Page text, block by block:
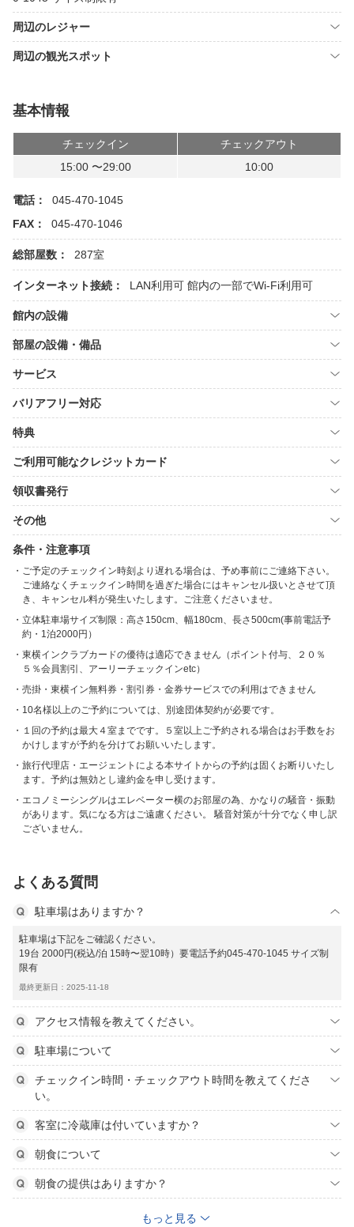
周辺のレジャー
周辺の観光スポット
基本情報
チェックイン
チェックアウト
15:00 〜29:00
10:00
電話：
045-470-1045
FAX：
045-470-1046
総部屋数： 287室
インターネット接続： LAN利用可 館内の一部でWi-Fi利用可
館内の設備
部屋の設備・備品
サービス
バリアフリー対応
特典
ご利用可能なクレジットカード
領収書発行
その他
条件・注意事項
ご予定のチェックイン時刻より遅れる場合は、予め事前にご連絡下さい。
ご連絡なくチェックイン時間を過ぎた場合にはキャンセル扱いとさせて頂
き、キャンセル料が発生いたします。ご注意くださいませ。
立体駐車場サイズ制限：高さ150cm、幅180cm、長さ500cm(事前電話予
約・1泊2000円）
東横インクラブカードの優待は適応できません（ポイント付与、２０％
５％会員割引、アーリーチェックインetc）
売掛・東横イン無料券・割引券・金券サービスでの利用はできません
10名様以上のご予約については、別途団体契約が必要です。
１回の予約は最大４室までです。５室以上ご予約される場合はお手数をお
かけしますが予約を分けてお願いいたします。
旅行代理店・エージェントによる本サイトからの予約は固くお断りいたし
ます。予約は無効とし違約金を申し受けます。
エコノミーシングルはエレベーター横のお部屋の為、かなりの騒音・振動
があります。気になる方はご遠慮ください。 騒音対策が十分でなく申し訳
ございません。
よくある質問
駐車場はありますか？
駐車場は下記をご確認ください。
19台 2000円(税込/泊 15時〜翌10時）要電話予約045-470-1045 サイズ制
限有
最終更新日：2025-11-18
アクセス情報を教えてください。
駐車場について
チェックイン時間・チェックアウト時間を教えてくださ
い。
客室に冷蔵庫は付いていますか？
朝食について
朝食の提供はありますか？
もっと見る